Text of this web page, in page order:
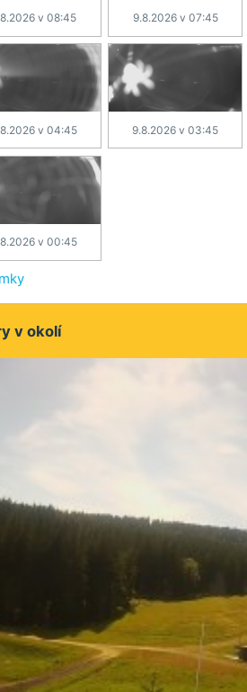
v 08:45 9.8.2026 v 07:45
v 04:45 9.8.2026 v 03:45
v 00:45
v okolí